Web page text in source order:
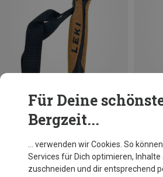
Du sparst 17%
Für Deine
Bergzeit...
… verwenden wir Cookies. So
Services für Dich optimieren, Inhalte
zuschneiden und dir entsprechend